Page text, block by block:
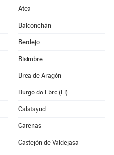
Atea
Balconchán
Berdejo
Bisimbre
Brea de Aragón
Burgo de Ebro (El)
Calatayud
Carenas
Castejón de Valdejasa